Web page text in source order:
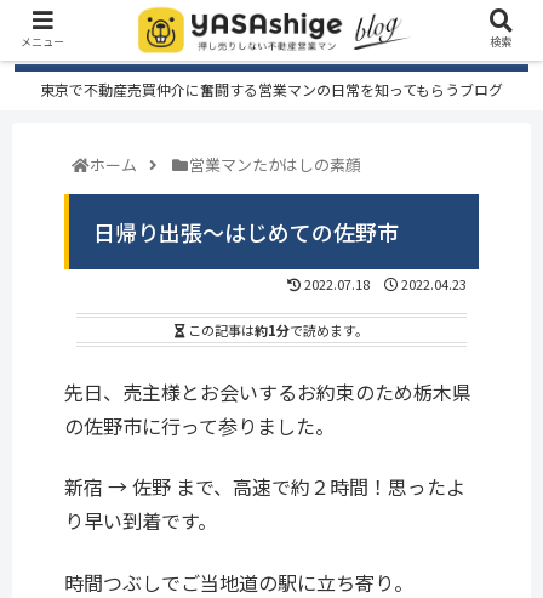
東京で不動産売買仲介に奮闘する営業マンの日常を知ってもらうブログ
ホーム 営業マンたかはしの素顔
日帰り出張～はじめての佐野市
2022.07.18 2022.04.23
この記事は約1分で読めます。
先日、売主様とお会いするお約束のため栃木県
の佐野市に行って参りました。
新宿 → 佐野 まで、高速で約２時間！思ったよ
り早い到着です。
時間つぶしでご当地道の駅に立ち寄り。
メニュー 検索